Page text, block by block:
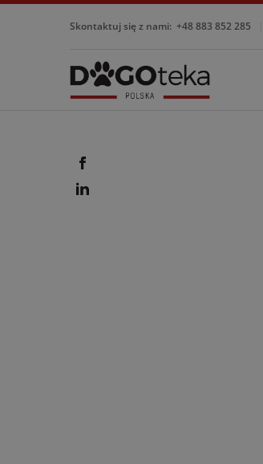
Skontaktuj się z nami: +48 883 852 285